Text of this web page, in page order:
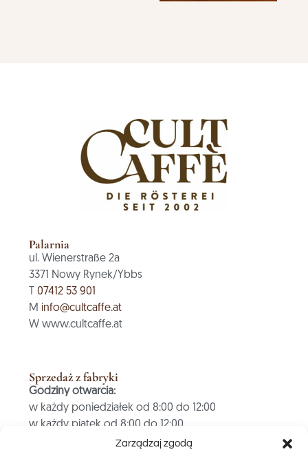
Zarządzaj zgodą
Palarnia
ul. Wienerstraße 2a
3371 Nowy Rynek/Ybbs
T07412 53 901
M info@cultcaffe.at
W www.cultcaffe.at
Sprzedaż z fabryki
Godziny otwarcia:
w każdy poniedziałek od 8:00 do 12:00
w każdy piątek od 8:00 do 12:00
PŁATNOŚĆ TYLKO GOTÓWKĄ